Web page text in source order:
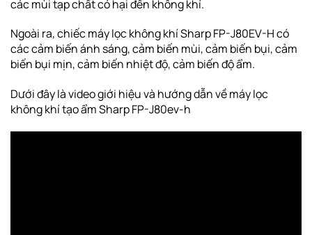
các mùi tạp chất có hại đến không khí.
Ngoài ra, chiếc máy lọc không khí Sharp FP-J80EV-H có
các cảm biến ánh sáng, cảm biến mùi, cảm biến bụi, cảm
biến bụi mịn, cảm biến nhiệt độ, cảm biến độ ẩm.
Dưới đây là video giới hiệu và hướng dẫn về máy lọc
không khí tạo ẩm Sharp FP-J80ev-h